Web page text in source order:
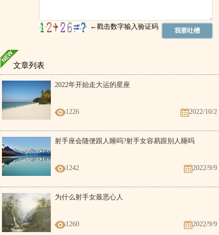
文章列表
2022年开始走大运的星座
1226 2022/10/2
射手座会随便跟人睡吗?射手女容易跟别人睡吗
1242 2022/9/9
为什么射手女最恶心人
1260 2022/9/9